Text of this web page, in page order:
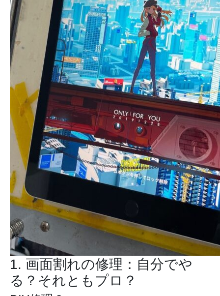
1. 画面割れの修理：自分でや
る？それともプロ？